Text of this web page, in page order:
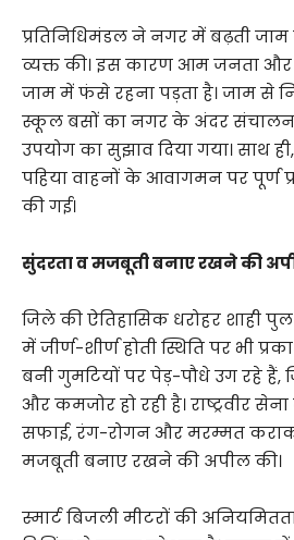
प्रतिनिधिमंडल ने नगर में बढ़ती जाम
व्यक्त की। इस कारण आम जनता और
जाम में फंसे रहना पड़ता है। जाम से
स्कूल बसों का नगर के अंदर संचालन
उपयोग का सुझाव दिया गया। साथ
पहिया वाहनों के आवागमन पर पूर्ण
की गई।
सुंदरता व मजबूती बनाए रखने की
जिले की ऐतिहासिक धरोहर शाही
में जीर्ण-शीर्ण होती स्थिति पर भी
बनी गुमटियों पर पेड़-पौधे उग रहे
और कमजोर हो रही है। राष्ट्रवीर
सफाई, रंग-रोगन और मरम्मत
मजबूती बनाए रखने की अपील की।
स्मार्ट बिजली मीटरों की